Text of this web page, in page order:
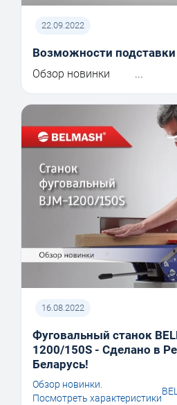
22.09.2022
Возможности подставки
Обзор новинки ...
16.08.2022
Фуговальный станок
1200/150S - Сделано в
Беларусь!
Обзор новинки.
Посмотреть характеристики